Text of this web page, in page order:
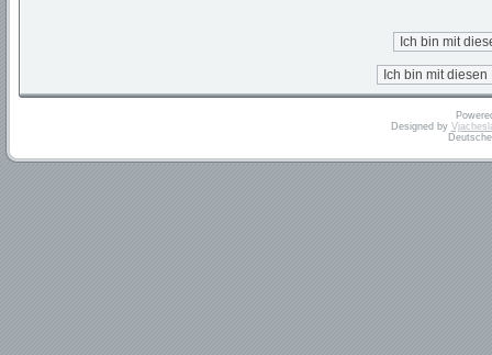
Designed by